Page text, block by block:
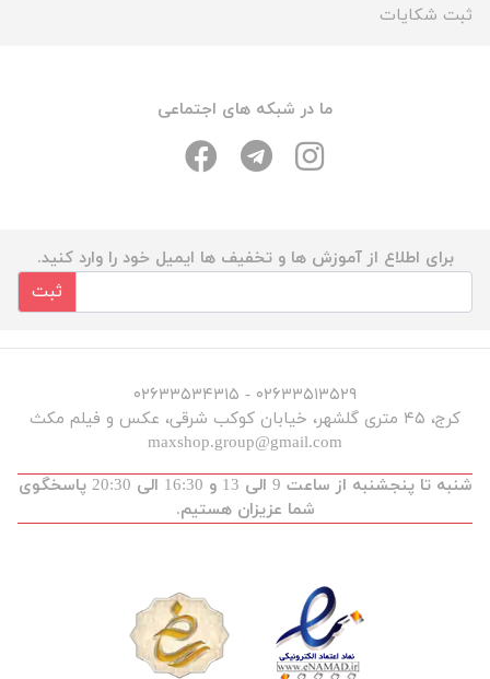
ثبت شکایات
ما در شبکه های اجتماعی
برای اطلاع از آموزش ها و تخفیف ها ایمیل خود را وارد کنید.
ثبت
۰۲۶۳۳۵۱۳۵۲۹ - ۰۲۶۳۳۵۳۴۳۱۵
کرج، ۴۵ متری گلشهر، خیابان کوکب شرقی، عکس و فیلم مکث
maxshop.group@gmail.com
شنبه تا پنجشنبه از ساعت 9 الی 13 و 16:30 الی 20:30 پاسخگوی
شما عزیزان هستیم.